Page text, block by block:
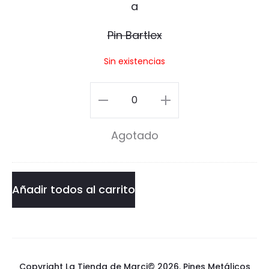
Pin Bartlex
Sin existencias
Pin
Bartlex
cantidad
Agotado
Añadir todos al carrito
Copyright La Tienda de Marci© 2026.Pines Metálicos